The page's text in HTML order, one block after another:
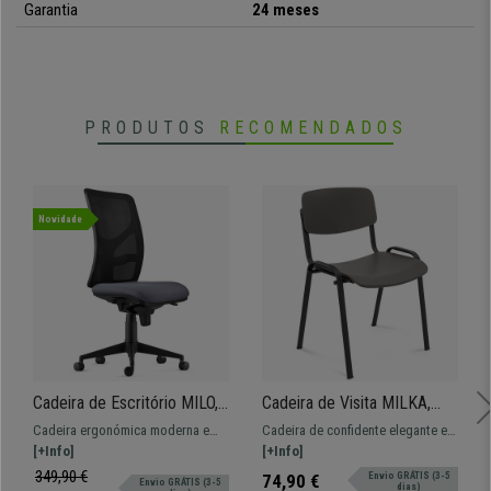
Garantia
24 meses
PRODUTOS RECOMENDADOS
Novidade
Cadeira de Escritório MILO,
Sem Apoia Braços, Apoio
Lombar, em Pano, Cinzento
Cadeira ergonómica moderna e
confortável, o modelo perfeito
para uso profissional dada a
[+Info]
349,90 €
Envio GRÁTIS (3-5
Cadeira de Visita MILKA,
Elegante e Versátil,
Empilhável, Pernas Pretas,
Cadeira de confidente elegante e
prática, o modelo ideal para a sua
sala de espera ou de reuniões.
[+Info]
74,90 €
Envio GRÁTIS (3-5
dias)